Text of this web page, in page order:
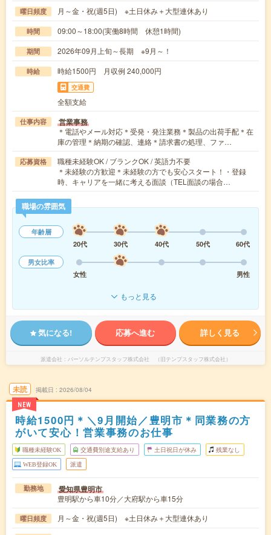
曜日頻度 月～金・祝(週5日) ※土日休み＋大型連休あり
時間 09:00～18:00(実働8時間 休憩1時間)
期間 2026年09月上旬～長期 ※9月～！
時給 時給1500円 月収例 240,000円
交通費
全額支給
仕事内容 営業事務
＊電話やメール対応＊受発・発注業務＊製品の出荷手配＊在
庫の管理＊納期の確認、連絡＊請求書の処理、ファ…
応募資格
職種未経験OK / ブランクOK / 英語力不要
＊未経験の方歓迎＊未経験の方でも安心スタート！・登録
時、キャリアを一緒に考える面談（TEL面談の場合…
職場の雰囲気
年齢層
20代
30代 40代 50代
60代
男女比率
女性
男性
もっと見る
気になる! 応募へ進む 詳しく見る
派遣会社 パーソルテンプスタッフ株式会社 （旧テンプスタッフ株式会社）
未読
NEW
掲載日 2026/08/04
時給1500円＊＼9月開始／豊明市＊同業務の方
がいて安心！営業事務のお仕事
職種未経験OK 交通費別途支給あり 土日祝日が休み 残業なし
WEB登録OK 派遣
勤務地 愛知県豊明市
豊明駅から車10分／大府駅から車15分
曜日頻度 月～金・祝(週5日) ※土日休み＋大型連休あり